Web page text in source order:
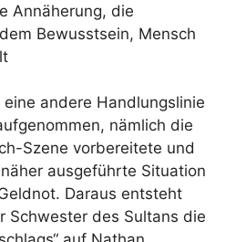
Annäherung, die
Bewusstsein, Mensch
andere Handlungslinie
nämlich die
Szene vorbereitete und
ausgeführte Situation
Daraus entsteht
Schwester des Sultans die